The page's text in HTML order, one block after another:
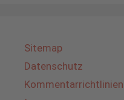
Sitemap
Datenschutz
Kommentarrichtlinien